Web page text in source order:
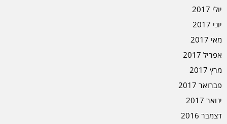
יולי 2017
יוני 2017
מאי 2017
אפריל 2017
מרץ 2017
פברואר 2017
ינואר 2017
דצמבר 2016